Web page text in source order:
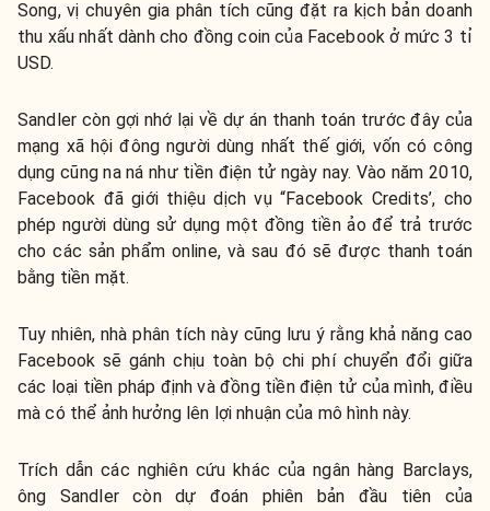
Song, vị chuyên gia phân tích cũng đặt ra kịch bản doanh
thu xấu nhất dành cho đồng coin của Facebook ở mức 3 tỉ
USD.
Sandler còn gợi nhớ lại về dự án thanh toán trước đây của
mạng xã hội đông người dùng nhất thế giới, vốn có công
dụng cũng na ná như tiền điện tử ngày nay. Vào năm 2010,
Facebook đã giới thiệu dịch vụ “Facebook Credits’, cho
phép người dùng sử dụng một đồng tiền ảo để trả trước
cho các sản phẩm online, và sau đó sẽ được thanh toán
bằng tiền mặt.
Tuy nhiên, nhà phân tích này cũng lưu ý rằng khả năng cao
Facebook sẽ gánh chịu toàn bộ chi phí chuyển đổi giữa
các loại tiền pháp định và đồng tiền điện tử của mình, điều
mà có thể ảnh hưởng lên lợi nhuận của mô hình này.
Trích dẫn các nghiên cứu khác của ngân hàng Barclays,
ông Sandler còn dự đoán phiên bản đầu tiên của